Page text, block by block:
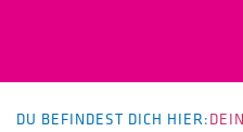
DU BEFINDEST DICH HIER: